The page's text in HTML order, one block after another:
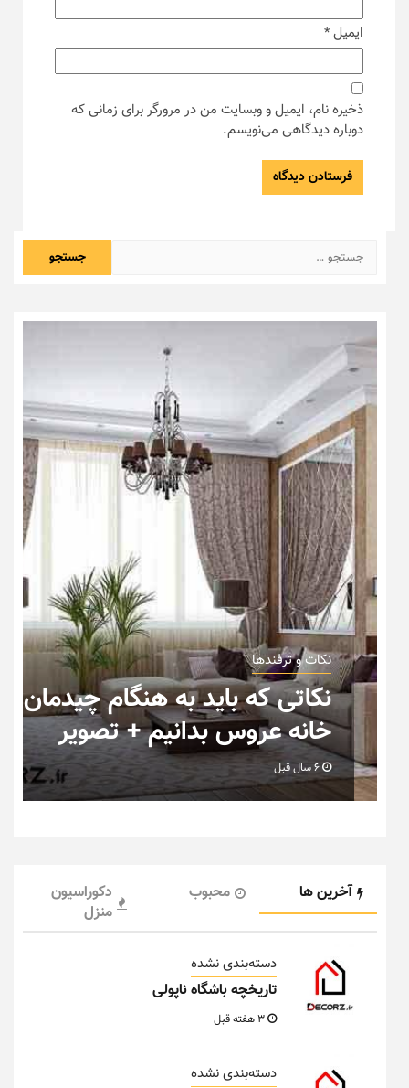
ایمیل*
ذخیره نام، ایمیل و وبسایت من در مرورگر برای زمانی که
دوباره دیدگاهی می‌نویسم.
جستجو
برای:
نکات و ترفندها
نکاتی که باید به هنگام چیدمان
خانه عروس بدانیم + تصویر
آخرین ها محبوب
دکوراسیون
منزل
دسته‌بندی نشده
تاریخچه باشگاه ناپولی
دسته‌بندی نشده